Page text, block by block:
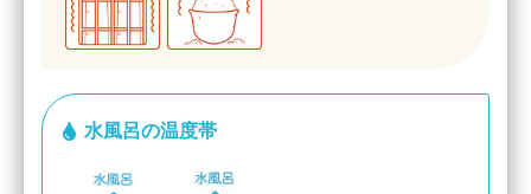
水風呂の温度帯